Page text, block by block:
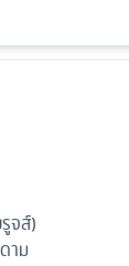
จส์)
าม